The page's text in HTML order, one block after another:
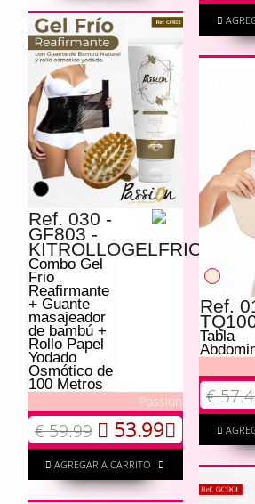
Ref. 030 -
GF803 -
Combo Gel
Frio
Reafirmante
+ Guante
masajeador
de bambú +
Rollo Papel
Yodado
Osmótico de
100 Metros
Passion
€ 59.99 53.99
AGREGAR A CARRITO
Ref.
Tabla
€